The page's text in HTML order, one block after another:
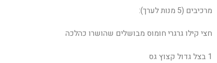
מרכיבים (5 מנות לערך):
חצי קילו גרגרי חומוס מבושלים שהושרו כהלכה
1 בצל גדול קצוץ גס